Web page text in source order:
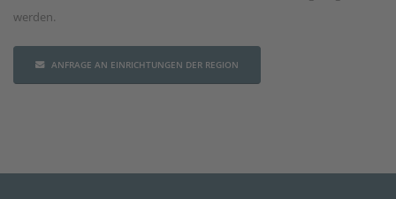
werden.
ANFRAGE AN EINRICHTUNGEN DER REGION